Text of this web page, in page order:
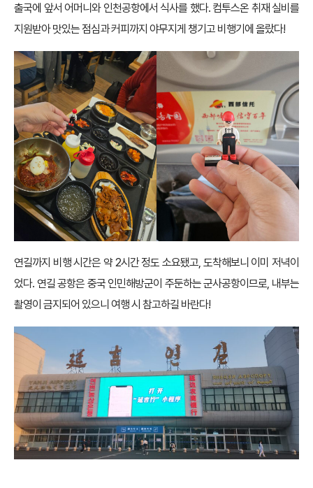
출국에 앞서 어머니와 인천공항에서 식사를 했다. 컴투스온 취재 실비를
지원받아 맛있는 점심과 커피까지 야무지게 챙기고 비행기에 올랐다!
연길까지 비행 시간은 약 2시간 정도 소요됐고, 도착해보니 이미 저녁이
었다. 연길 공항은 중국 인민해방군이 주둔하는 군사공항이므로, 내부는
촬영이 금지되어 있으니 여행 시 참고하길 바란다!